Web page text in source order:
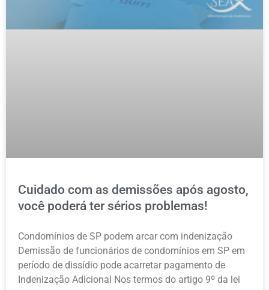
Cuidado com as demissões após agosto,
você poderá ter sérios problemas!
Condomínios de SP podem arcar com indenização
Demissão de funcionários de condomínios em SP em
período de dissídio pode acarretar pagamento de
Indenização Adicional Nos termos do artigo 9º da lei